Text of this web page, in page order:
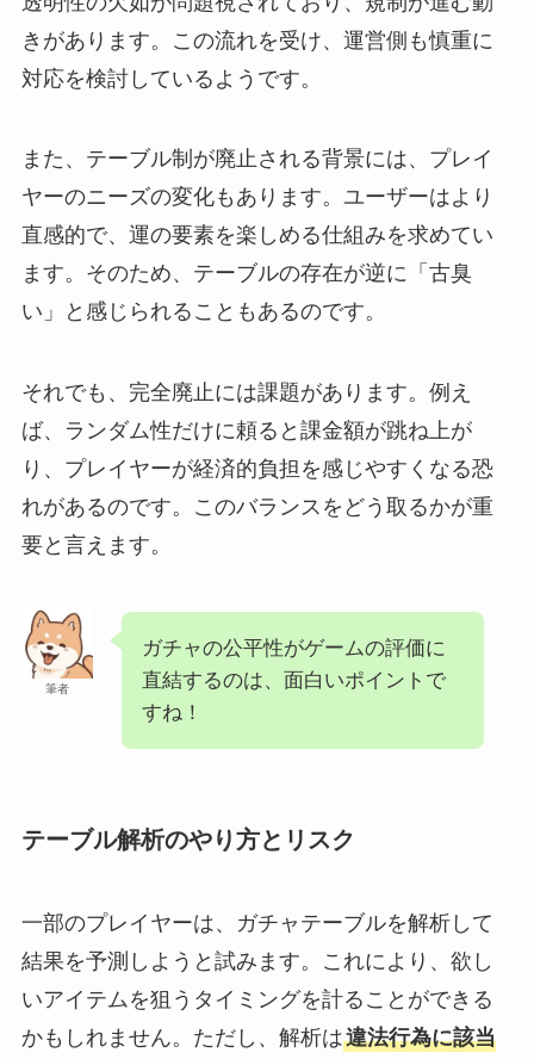
きがあります。この流れを受け、運営側も慎重に
対応を検討しているようです。
また、テーブル制が廃止される背景には、プレイ
ヤーのニーズの変化もあります。ユーザーはより
直感的で、運の要素を楽しめる仕組みを求めてい
ます。そのため、テーブルの存在が逆に「古臭
い」と感じられることもあるのです。
それでも、完全廃止には課題があります。例え
ば、ランダム性だけに頼ると課金額が跳ね上が
り、プレイヤーが経済的負担を感じやすくなる恐
れがあるのです。このバランスをどう取るかが重
要と言えます。
筆者
ガチャの公平性がゲームの評価に
直結するのは、面白いポイントで
すね！
テーブル解析のやり方とリスク
一部のプレイヤーは、ガチャテーブルを解析して
結果を予測しようと試みます。これにより、欲し
いアイテムを狙うタイミングを計ることができる
かもしれません。ただし、解析は違法行為に該当